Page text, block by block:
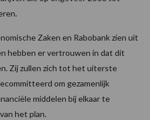
Zaken en Rabobank zien uit
hebben er vertrouwen in dat dit
Zij zullen zich tot het uiterste
om gezamenlijk
middelen bij elkaar te
het plan.